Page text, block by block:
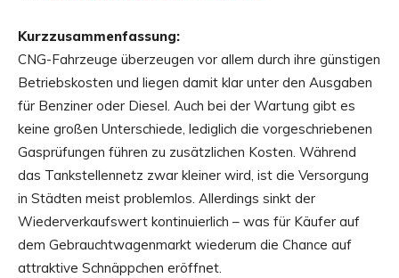
Kurzzusammenfassung:
CNG-Fahrzeuge überzeugen vor allem durch ihre günstigen
Betriebskosten und liegen damit klar unter den Ausgaben
für Benziner oder Diesel. Auch bei der Wartung gibt es
keine großen Unterschiede, lediglich die vorgeschriebenen
Gasprüfungen führen zu zusätzlichen Kosten. Während
das Tankstellennetz zwar kleiner wird, ist die Versorgung
in Städten meist problemlos. Allerdings sinkt der
Wiederverkaufswert kontinuierlich – was für Käufer auf
dem Gebrauchtwagenmarkt wiederum die Chance auf
attraktive Schnäppchen eröffnet.